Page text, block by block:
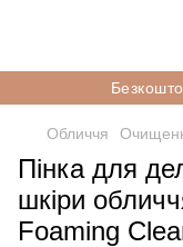
Обличчя
Пінка для
шкіри
Foaming